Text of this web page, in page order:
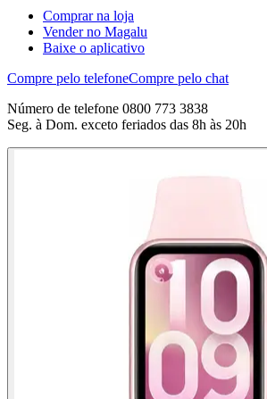
Comprar na loja
Vender no Magalu
Baixe o aplicativo
Compre pelo telefoneCompre pelo chat
Número de telefone 0800 773 3838
Seg. à Dom. exceto feriados das 8h às 20h